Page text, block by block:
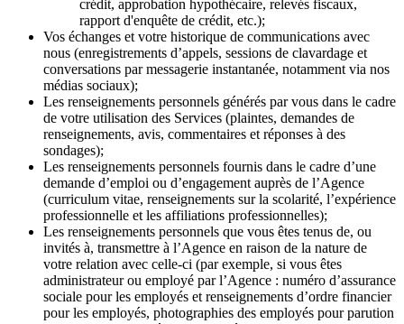
crédit, approbation hypothécaire, relevés fiscaux,
rapport d'enquête de crédit, etc.);
Vos échanges et votre historique de communications avec
nous (enregistrements d’appels, sessions de clavardage et
conversations par messagerie instantanée, notamment via nos
médias sociaux);
Les renseignements personnels générés par vous dans le cadre
de votre utilisation des Services (plaintes, demandes de
renseignements, avis, commentaires et réponses à des
sondages);
Les renseignements personnels fournis dans le cadre d’une
demande d’emploi ou d’engagement auprès de l’Agence
(curriculum vitae, renseignements sur la scolarité, l’expérience
professionnelle et les affiliations professionnelles);
Les renseignements personnels que vous êtes tenus de, ou
invités à, transmettre à l’Agence en raison de la nature de
votre relation avec celle-ci (par exemple, si vous êtes
administrateur ou employé par l’Agence : numéro d’assurance
sociale pour les employés et renseignements d’ordre financier
pour les employés, photographies des employés pour parution